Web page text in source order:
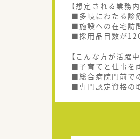
【想定される業務内
■多岐にわたる診
■施設への在宅訪
■採用品目数が
【こんな方が活躍中
■子育てと仕事を
■総合病院門前で
■専門認定資格の